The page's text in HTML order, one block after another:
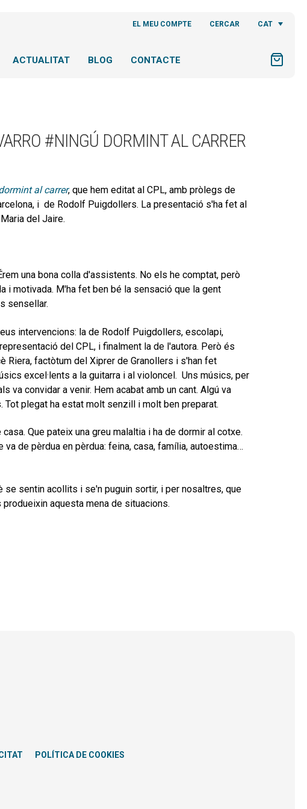
EL MEU COMPTE CERCAR CAT
ACTUALITAT BLOG CONTACTE
#NINGÚ DORMINT AL CARRER
al carrer, que hem editat al CPL, amb pròlegs de
i de Rodolf Puigdollers. La presentació s'ha fet al
del Jaire.
una bona colla d'assistents. No els he comptat, però
i motivada. M'ha fet ben bé la sensació que la gent
sensellar.
intervencions: la de Rodolf Puigdollers, escolapi,
del CPL, i finalment la de l'autora. Però és
Riera, factòtum del Xiprer de Granollers i s'han fet
excel·lents a la guitarra i al violoncel. Uns músics, per
va convidar a venir. Hem acabat amb un cant. Algú va
plegat ha estat molt senzill i molt ben preparat.
Que pateix una greu malaltia i ha de dormir al cotxe.
de pèrdua en pèrdua: feina, casa, família, autoestima…
sentin acollits i se'n puguin sortir, i per nosaltres, que
aquesta mena de situacions.
POLÍTICA DE COOKIES